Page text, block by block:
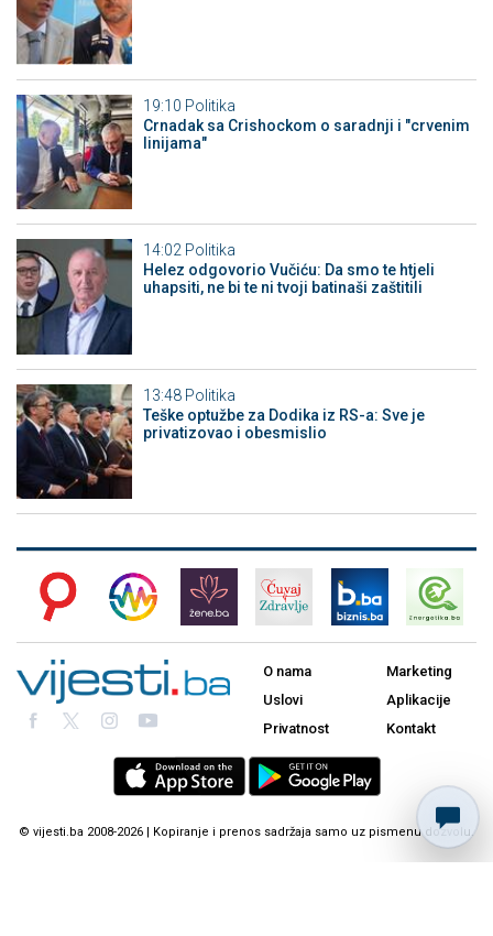
19:10 Politika
Crnadak sa Crishockom o saradnji i "crvenim
linijama"
14:02 Politika
Helez odgovorio Vučiću: Da smo te htjeli
uhapsiti, ne bi te ni tvoji batinaši zaštitili
13:48 Politika
Teške optužbe za Dodika iz RS-a: Sve je
privatizovao i obesmislio
O nama
Uslovi
Privatnost
Marketing
Aplikacije
Kontakt
© vijesti.ba 2008-2026 | Kopiranje i prenos sadržaja samo uz pismenu dozvolu.